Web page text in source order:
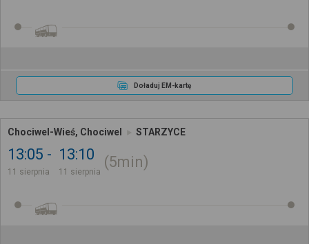
Doładuj EM-kartę
Chociwel-Wieś, Chociwel STARZYCE
13:05
11 sierpnia
13:10
11 sierpnia
5min